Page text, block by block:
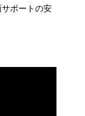
ポートの安